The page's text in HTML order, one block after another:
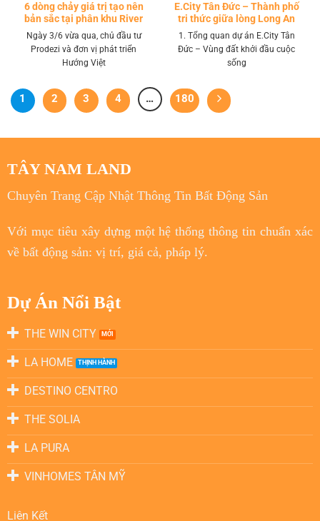
6 dòng chảy giá trị tạo nên
bản sắc tại phân khu River
Park LA Home
Ngày 3/6 vừa qua, chủ đầu tư
Prodezi và đơn vị phát triển
Hướng Việt
E.City Tân Đức – Thành phố
tri thức giữa lòng Long An
1. Tổng quan dự án E.City Tân
Đức – Vùng đất khởi đầu cuộc
sống
1 2 3 4 … 180
TÂY NAM LAND
Chuyên Trang Cập Nhật Thông Tin Bất Động Sản
Với mục tiêuxây dựng một hệ thống thông tin chuẩn xác
về bất động sản: vị trí, giá cả, pháp lý.
Dự Án Nổi Bật
THE WIN CITY
LA HOME
DESTINO CENTRO
THE SOLIA
LA PURA
VINHOMES TÂN MỸ
Liên Kết